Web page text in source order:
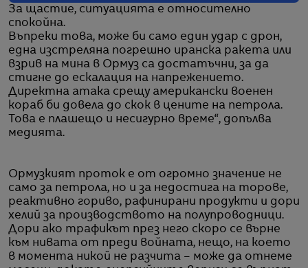
За щастие, ситуацията е относително
спокойна.
Въпреки това, може би само един удар с дрон,
една изстреляна погрешно иранска ракета или
взрив на мина в Ормуз са достатъчни, за да
стигне до ескалация на напрежението.
Директна атака срещу американски военен
кораб би довела до скок в цените на петрола.
Това е плашещо и несигурно време“, допълва
медията.
Ормузкият проток е от огромно значение не
само за петрола, но и за недостига на торове,
реактивно гориво, рафинирани продукти и дори
хелий за производството на полупроводници.
Дори ако трафикът през него скоро се върне
към нивата от преди войната, нещо, на което
в момента никой не разчита – може да отнеме